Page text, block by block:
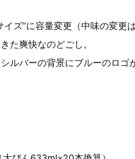
イズ”に容量変更（中味の変更
た爽快なのどごし。
シルバーの背景にブルーのロゴ